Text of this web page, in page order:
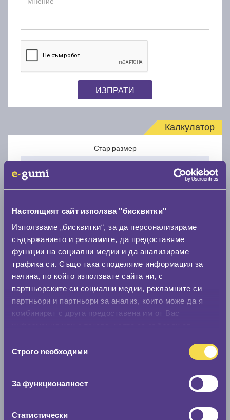
Настоящият сайт използва "бисквитки"
Използваме „бисквитки“, за да персонализираме
съдържанието и рекламите, да предоставяме
функции на социални медии и да анализираме
трафика си. Също така споделяме информация за
начина, по който използвате сайта ни, с
партньорските си социални медии, рекламните си
партньори и партньори за анализ, които може да я
комбинират с друга предоставена им от Вас
наСтрого nеобходими
За функционалност
Статистически
ИЗПРАТИ
Калкулатор
Стар размер
Нов размер
Стар размер